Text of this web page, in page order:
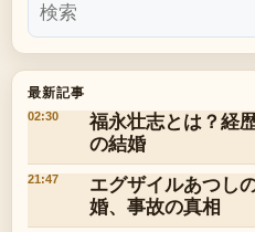
最新記事
02:30
福永壮志とは？経
の結婚
21:47
エグザイルあつし
婚、事故の真相